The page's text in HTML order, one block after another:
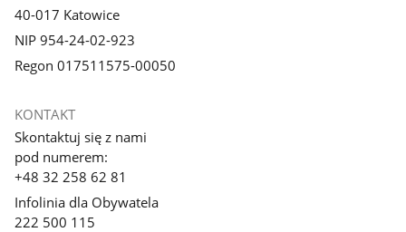
40-017 Katowice
NIP 954-24-02-923
Regon 017511575-00050
KONTAKT
Skontaktuj się z nami
pod numerem:
+48 32 258 62 81
Infolinia dla Obywatela
222 500 115